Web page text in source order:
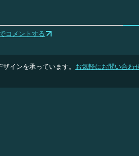
コメントする
インを承っています。 お気軽にお問い合わ